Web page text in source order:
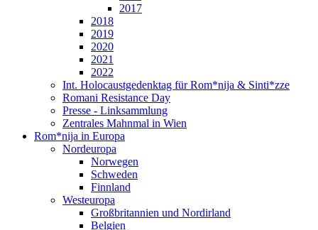
2017
2018
2019
2020
2021
2022
Int. Holocaustgedenktag für Rom*nija & Sinti*zze
Romani Resistance Day
Presse - Linksammlung
Zentrales Mahnmal in Wien
Rom*nija in Europa
Nordeuropa
Norwegen
Schweden
Finnland
Westeuropa
Großbritannien und Nordirland
Belgien